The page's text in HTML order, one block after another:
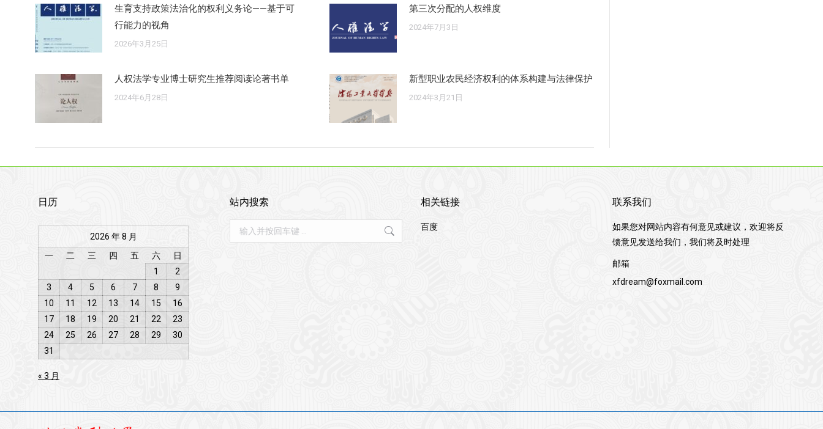
生育支持政策法治化的权利义务论——基于可
行能力的视角
2026年3月25日
第三次分配的人权维度
2024年7月3日
人权法学专业博士研究生推荐阅读论著书单
2024年6月28日
新型职业农民经济权利的体系构建与法律保护
2024年3月21日
日历
2026 年 8 月
一
二 三 四 五 六
日
1
2
3
4 5 6 7 8
9
10
11 12 13 14 15
16
17
18 19 20 21 22
23
24
25 26 27 28 29
30
31
« 3 月
站内搜索
Search:
相关链接
百度
联系我们
如果您对网站内容有何意见或建议，欢迎将反
馈意见发送给我们，我们将及时处理
邮箱
xfdream@foxmail.com